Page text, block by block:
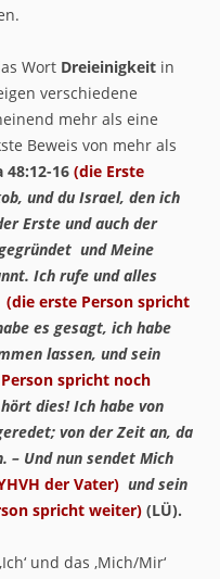
Wort Dreieinigkeit in
verschiedene
mehr als eine
Beweis von mehr als
48:12-16 (die Erste
und du Israel, den ich
Erste und auch der
und Meine
Ich rufe und alles
(die erste Person spricht
es gesagt, ich habe
lassen, und sein
spricht noch
dies! Ich habe von
von der Zeit an, da
– Und nun sendet Mich
der Vater) und sein
spricht weiter) (LÜ).
und das ‚Mich/Mir‘